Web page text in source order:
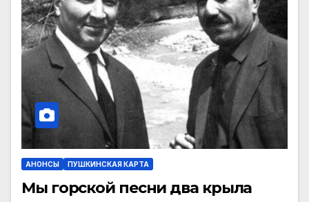
АНОНСЫ ПУШКИНСКАЯ КАРТА
Мы горской песни два крыла